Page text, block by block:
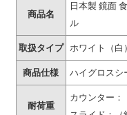
商品名
日本製 鏡面
ル
取扱タイプ ホワイト（白
商品仕様 ハイグロスシ
耐荷重
カウンター：